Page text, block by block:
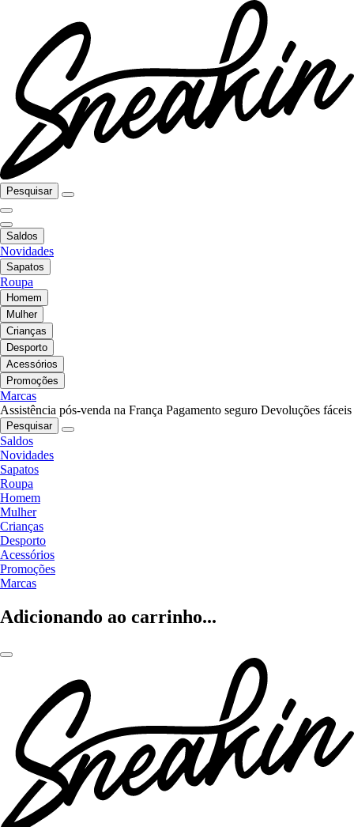
Pesquisar
Saldos
Novidades
Sapatos
Roupa
Homem
Mulher
Crianças
Desporto
Acessórios
Promoções
Marcas
Assistência pós-venda na França Pagamento seguro Devoluções fáceis
Pesquisar
Saldos
Novidades
Sapatos
Roupa
Homem
Mulher
Crianças
Desporto
Acessórios
Promoções
Marcas
Adicionando ao carrinho...